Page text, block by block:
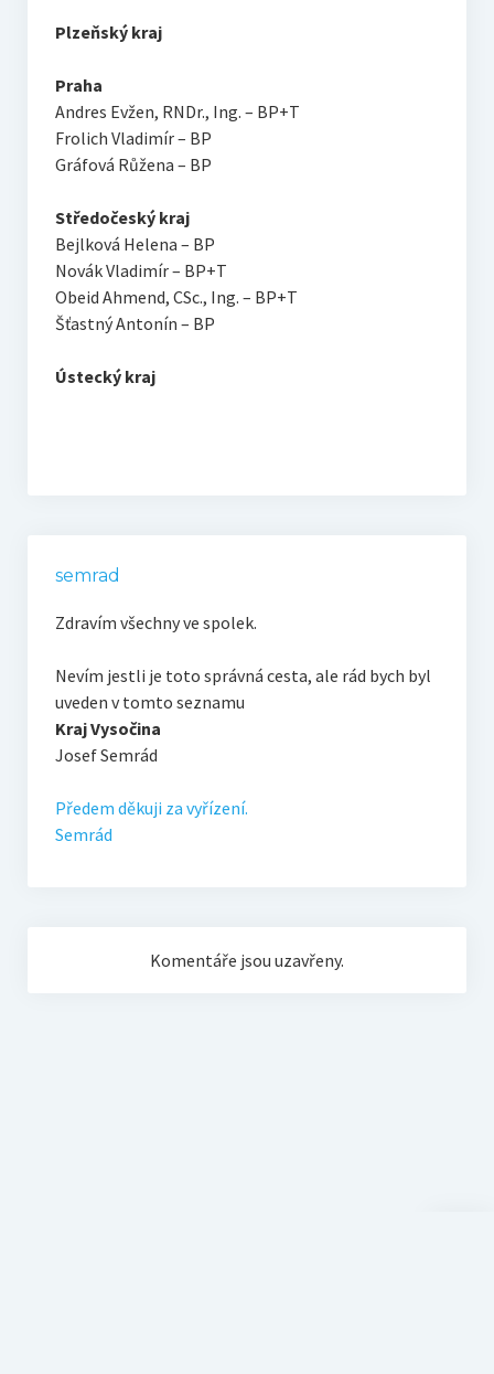
Plzeňský kraj
Praha
Andres Evžen, RNDr., Ing. – BP+T
Frolich Vladimír – BP
Gráfová Růžena – BP
Středočeský kraj
Bejlková Helena – BP
Novák Vladimír – BP+T
Obeid Ahmend, CSc., Ing. – BP+T
Šťastný Antonín – BP
Ústecký kraj
semrad
Zdravím všechny ve spolek.
Nevím jestli je toto správná cesta, ale rád bych byl
uveden v tomto seznamu
Kraj Vysočina
Josef Semrád
Předem děkuji za vyřízení.
Semrád
Komentáře jsou uzavřeny.